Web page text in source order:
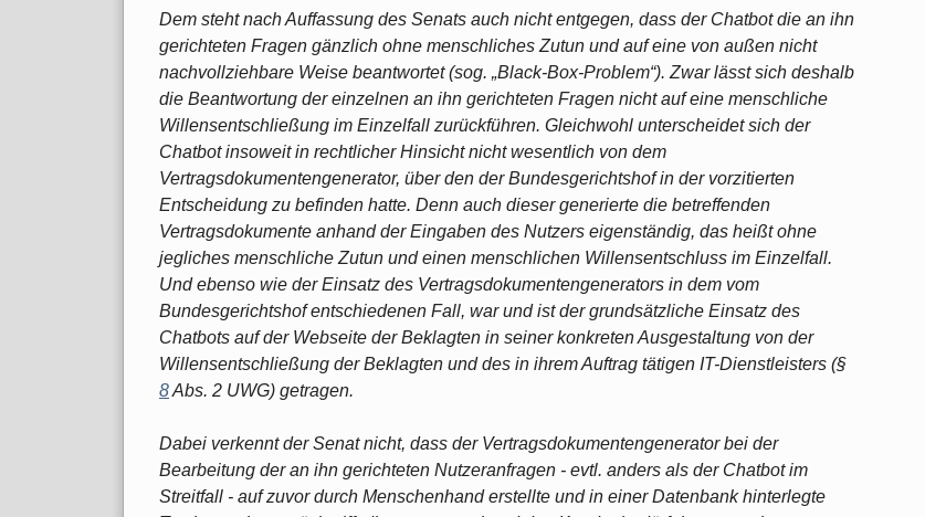
Dem steht nach Auffassung des Senats auch nicht entgegen, dass der Chatbot die an ihn
gerichteten Fragen gänzlich ohne menschliches Zutun und auf eine von außen nicht
nachvollziehbare Weise beantwortet (sog. „Black-Box-Problem“). Zwar lässt sich deshalb
die Beantwortung der einzelnen an ihn gerichteten Fragen nicht auf eine menschliche
Willensentschließung im Einzelfall zurückführen. Gleichwohl unterscheidet sich der
Chatbot insoweit in rechtlicher Hinsicht nicht wesentlich von dem
Vertragsdokumentengenerator, über den der Bundesgerichtshof in der vorzitierten
Entscheidung zu befinden hatte. Denn auch dieser generierte die betreffenden
Vertragsdokumente anhand der Eingaben des Nutzers eigenständig, das heißt ohne
jegliches menschliche Zutun und einen menschlichen Willensentschluss im Einzelfall.
Und ebenso wie der Einsatz des Vertragsdokumentengenerators in dem vom
Bundesgerichtshof entschiedenen Fall, war und ist der grundsätzliche Einsatz des
Chatbots auf der Webseite der Beklagten in seiner konkreten Ausgestaltung von der
Willensentschließung der Beklagten und des in ihrem Auftrag tätigen IT-Dienstleisters (§
8Abs. 2 UWG) getragen.
Dabei verkennt der Senat nicht, dass der Vertragsdokumentengenerator bei der
Bearbeitung der an ihn gerichteten Nutzeranfragen - evtl. anders als der Chatbot im
Streitfall - auf zuvor durch Menschenhand erstellte und in einer Datenbank hinterlegte